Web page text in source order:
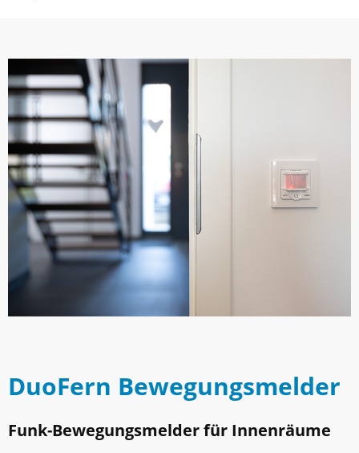
DuoFern Bewegungsmelder
Funk-Bewegungsmelder für Innenräume